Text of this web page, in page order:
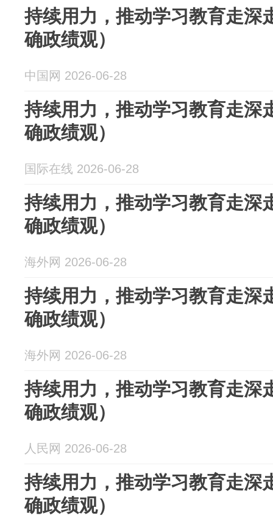
持续用力，推动学习教育走深
确政绩观）
中国网 2026-06-28
持续用力，推动学习教育走深
确政绩观）
国际在线 2026-06-28
持续用力，推动学习教育走深
确政绩观）
海外网 2026-06-28
持续用力，推动学习教育走深
确政绩观）
海外网 2026-06-28
持续用力，推动学习教育走深
确政绩观）
人民网 2026-06-28
持续用力，推动学习教育走深
确政绩观）